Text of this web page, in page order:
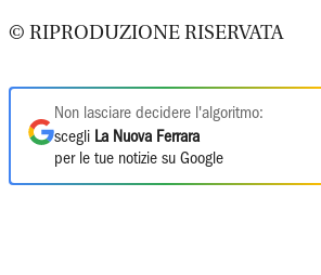
© RIPRODUZIONE RISERVATA
Non lasciare decidere l'algoritmo:
scegli La Nuova Ferrara
per le tue notizie su Google